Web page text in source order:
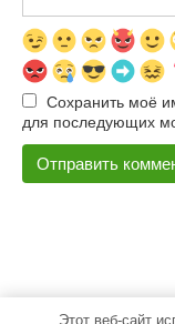
Сохранить моё
для последующих
Этот веб-сайт